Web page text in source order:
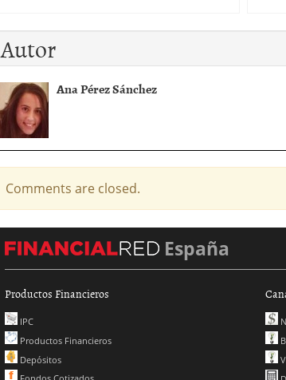
Autor
Ana Pérez Sánchez
Comments are closed.
España
Productos Financieros
IPC
Productos Financieros
Depósitos